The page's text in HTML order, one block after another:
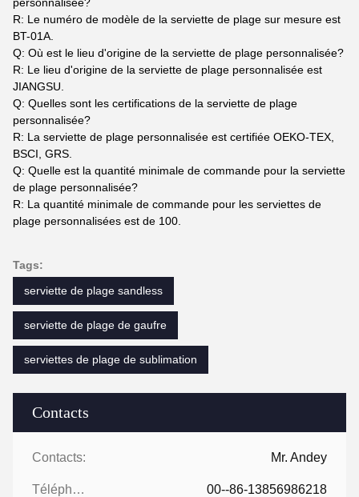
Contacts
Contacts: Mr. Andey
Téléphone: 00--86-13856986218
R: Le numéro de modèle de la serviette de plage sur mesure est
BT-01A.
Q: Où est le lieu d'origine de la serviette de plage personnalisée?
R: Le lieu d'origine de la serviette de plage personnalisée est
JIANGSU.
Q: Quelles sont les certifications de la serviette de plage
personnalisée?
R: La serviette de plage personnalisée est certifiée OEKO-TEX,
BSCI, GRS.
Q: Quelle est la quantité minimale de commande pour la serviette
de plage personnalisée?
R: La quantité minimale de commande pour les serviettes de
plage personnalisées est de 100.
Tags:
serviette de plage sandless
serviette de plage de gaufre
serviettes de plage de sublimation